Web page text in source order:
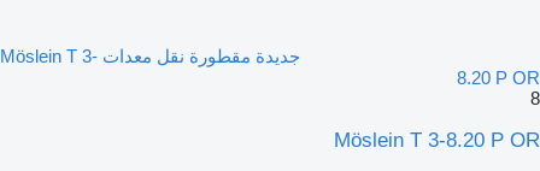
جديدة مقطورة نقل معدات Möslein T 3-
8.20 P OR
8
Möslein T 3-8.20 P OR